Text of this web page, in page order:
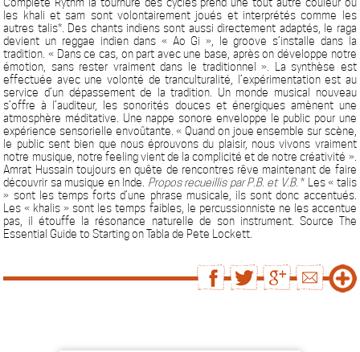
les khali et sam sont volontairement joués et interprétés comme les
autres talis*. Des chants indiens sont aussi directement adaptés, le raga
devient un reggae indien dans « Ao Gi », le groove s’installe dans la
tradition. « Dans ce cas, on part avec une base, après on développe notre
émotion, sans rester vraiment dans le traditionnel ». La synthèse est
effectuée avec une volonté de tranculturalité, l’expérimentation est au
service d’un dépassement de la tradition. Un monde musical nouveau
s’offre à l’auditeur, les sonorités douces et énergiques amènent une
atmosphère méditative. Une nappe sonore enveloppe le public pour une
expérience sensorielle envoûtante. « Quand on joue ensemble sur scène,
le public sent bien que nous éprouvons du plaisir, nous vivons vraiment
notre musique, notre feeling vient de la complicité et de notre créativité ».
Amrat Hussain toujours en quête de rencontres rêve maintenant de faire
découvrir sa musique en Inde. Propos recueillis par P.B. et V.B. * Les « talis
» sont les temps forts d’une phrase musicale, ils sont donc accentués.
Les « khalis » sont les temps faibles, le percussionniste ne les accentue
pas, il étouffe la résonance naturelle de son instrument. Source The
Essential Guide to Starting on Tabla de Pete Lockett.